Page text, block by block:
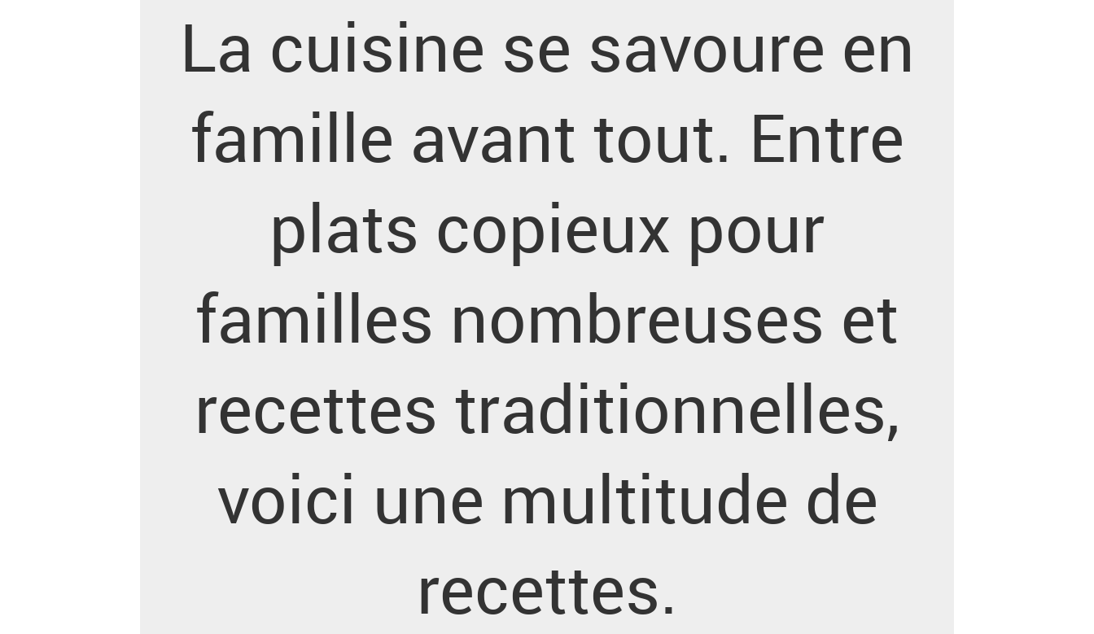
La cuisine se savoure en
famille avant tout. Entre
plats copieux pour
familles nombreuses et
recettes traditionnelles,
voici une multitude de
recettes.